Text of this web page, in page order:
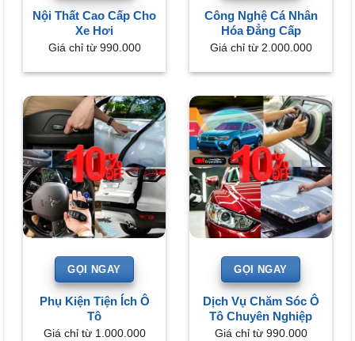
Nội Thất Cao Cấp Cho
Xe Hơi
Giá chỉ từ 990.000
Công Nghệ Cá Nhân
Hóa Đẳng Cấp
Giá chỉ từ 2.000.000
GỌI NGAY
Phụ Kiện Tiện Ích Ô
Tô
Giá chỉ từ 1.000.000
GỌI NGAY
Dịch Vụ Chăm Sóc Ô
Tô Chuyên Nghiệp
Giá chỉ từ 990.000